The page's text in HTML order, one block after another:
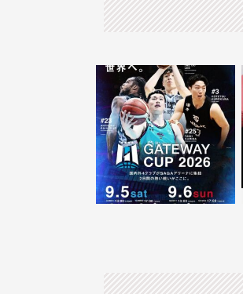
・
🏀九州アジアGATEWAY CUP
🪽
………
...
30 0